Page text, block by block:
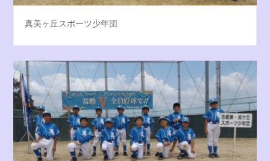
真美ヶ丘スポーツ少年団